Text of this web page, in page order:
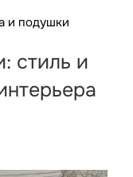
и подушки
стиль и